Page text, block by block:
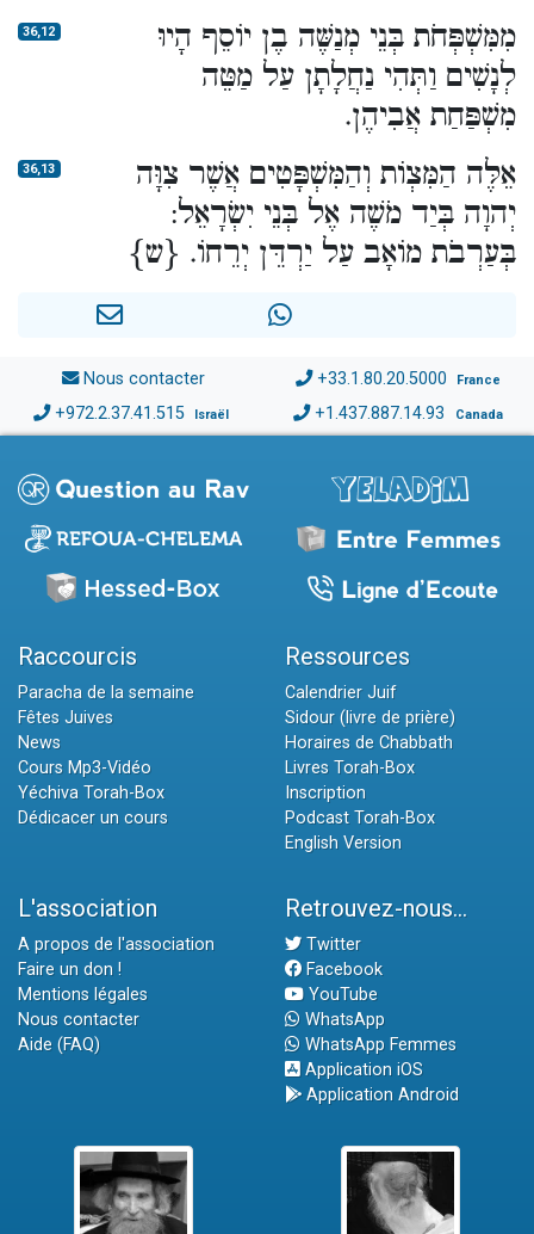
36,12
מִמִּשְׁפְּחֹת בְּנֵי מְנַשֶּׁה בֶן יוֹסֵף הָיוּ
לְנָשִׁים וַתְּהִי נַחֲלָתָן עַל מַטֵּה
מִשְׁפַּחַת אֲבִיהֶן.
36,13
אֵלֶּה הַמִּצְו‍ֹת וְהַמִּשְׁפָּטִים אֲשֶׁר צִוָּה
יְהוָה בְּיַד מֹשֶׁה אֶל בְּנֵי יִשְׂרָאֵל:
בְּעַרְבֹת מוֹאָב עַל יַרְדֵּן יְרֵחוֹ. {ש}
Nous contacter +33.1.80.20.5000 France
+972.2.37.41.515 Israël +1.437.887.14.93 Canada
Raccourcis
Paracha de la semaine
Fêtes Juives
News
Cours Mp3-Vidéo
Yéchiva Torah-Box
Dédicacer un cours
Ressources
Calendrier Juif
Sidour (livre de prière)
Horaires de Chabbath
Livres Torah-Box
Inscription
Podcast Torah-Box
English Version
L'association
A propos de l'association
Faire un don !
Mentions légales
Nous contacter
Aide (FAQ)
Retrouvez-nous...
Twitter
Facebook
YouTube
WhatsApp
WhatsApp Femmes
Application iOS
Application Android